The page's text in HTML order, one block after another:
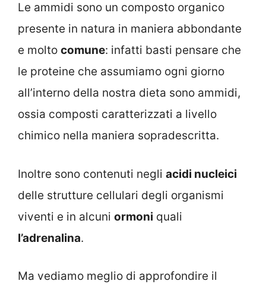
Le ammidi sono un composto organico
presente in natura in maniera abbondante
e molto comune: infatti basti pensare che
le proteine che assumiamo ogni giorno
all’interno della nostra dieta sono ammidi,
ossia composti caratterizzati a livello
chimico nella maniera sopradescritta.
Inoltre sono contenuti negli acidi nucleici
delle strutture cellulari degli organismi
viventi e in alcuni ormoni quali
l’adrenalina.
Ma vediamo meglio di approfondire il